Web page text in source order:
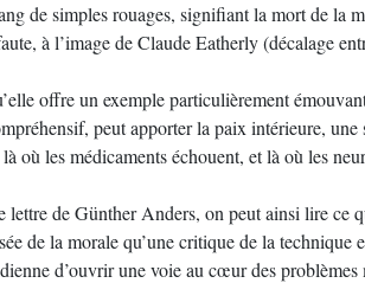
de simples rouages, signifiant la mort de la
à l’image de Claude Eatherly (décalage
offre un exemple particulièrement
peut apporter la paix intérieure,
où les médicaments échouent, et là où les
lettre de Günther Anders, on peut ainsi lire ce
de la morale qu’une critique de la
d’ouvrir une voie au cœur des